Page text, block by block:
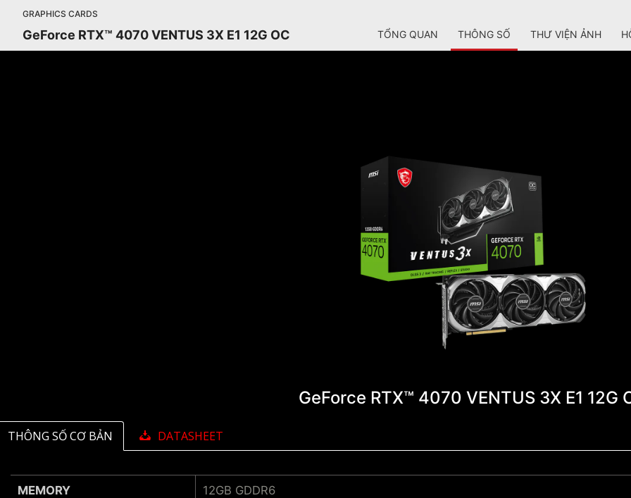
GRAPHICS CARDS
GeForce RTX™ 4070 VENTUS 3X E1 12G OC TỔNG QUAN THÔNG SỐ THƯ VIỆN ẢNH
GeForce RTX™ 4070 VENTUS 3X E1 12G
THÔNG SỐ CƠ BẢN DATASHEET
MEMORY 12GB GDDR6